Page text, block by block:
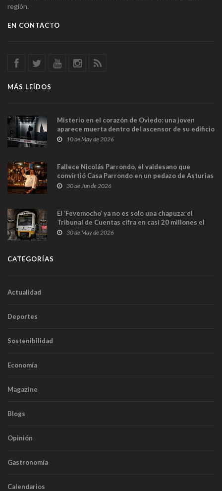
región.
EN CONTACTO
MÁS LEÍDOS
Misterio en el corazón de Oviedo: una joven
aparece muerta dentro del ascensor de su edificio
y las cámaras captan sus últimos minutos
10 de May de 2026
Fallece Nicolás Parrondo, el valdesano que
convirtió Casa Parrondo en un pedazo de Asturias
en Madrid
30 de Jun de 2026
El ‘Fevemocho’ ya no es solo una chapuza: el
Tribunal de Cuentas cifra en casi 20 millones el
sobrecoste de los trenes que no cabían por los
30 de May de 2026
CATEGORÍAS
Actualidad
Deportes
Sostenibilidad
Economía
Magazine
Blogs
Opinión
Gastronomía
Calendarios